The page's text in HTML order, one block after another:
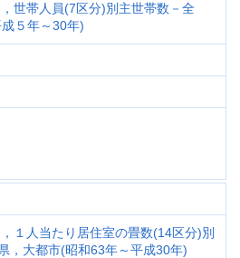
世帯人員(7区分)別主世帯数－全
５年～30年)
１人当たり居住室の畳数(14区分)別
，大都市(昭和63年～平成30年)